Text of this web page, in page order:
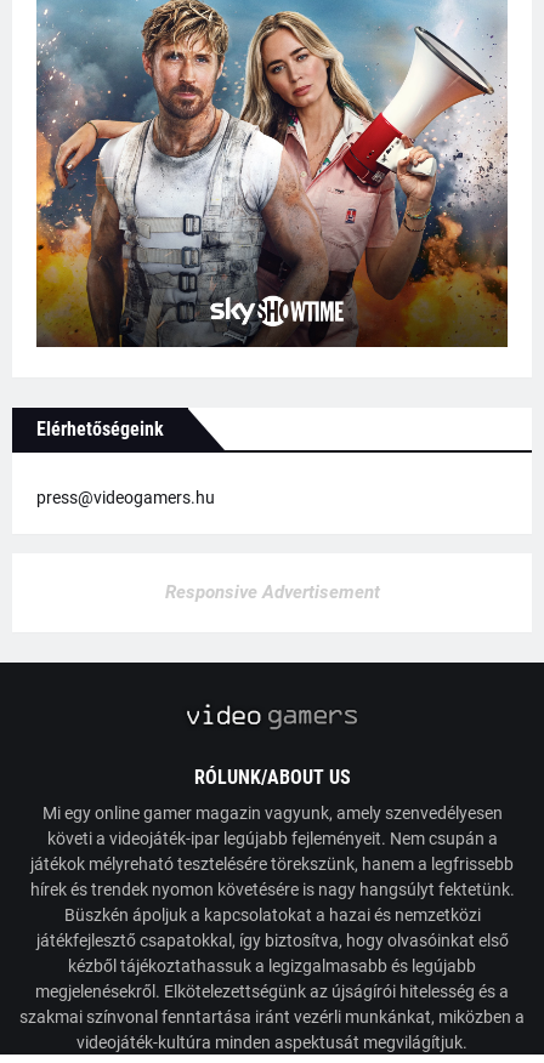
Elérhetőségeink
press@videogamers.hu
Responsive Advertisement
RÓLUNK/ABOUT US
Mi egy online gamer magazin vagyunk, amely szenvedélyesen
követi a videojáték-ipar legújabb fejleményeit. Nem csupán a
játékok mélyreható tesztelésére törekszünk, hanem a legfrissebb
hírek és trendek nyomon követésére is nagy hangsúlyt fektetünk.
Büszkén ápoljuk a kapcsolatokat a hazai és nemzetközi
játékfejlesztő csapatokkal, így biztosítva, hogy olvasóinkat első
kézből tájékoztathassuk a legizgalmasabb és legújabb
megjelenésekről. Elkötelezettségünk az újságírói hitelesség és a
szakmai színvonal fenntartása iránt vezérli munkánkat, miközben a
videojáték-kultúra minden aspektusát megvilágítjuk.